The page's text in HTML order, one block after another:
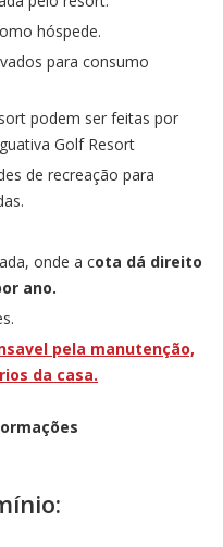
hóspede.
para consumo
podem ser feitas por
Golf Resort
de recreação para
onde a cota dá direito
ano.
pela manutenção,
da casa.